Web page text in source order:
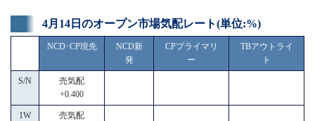
4月14日のオープン市場気配レート(単位:%)
NCD･CP現先
NCD新
発
CPプライマリ
ー
TBアウトライ
ト
S/N
売気配
+0.400
1W
売気配